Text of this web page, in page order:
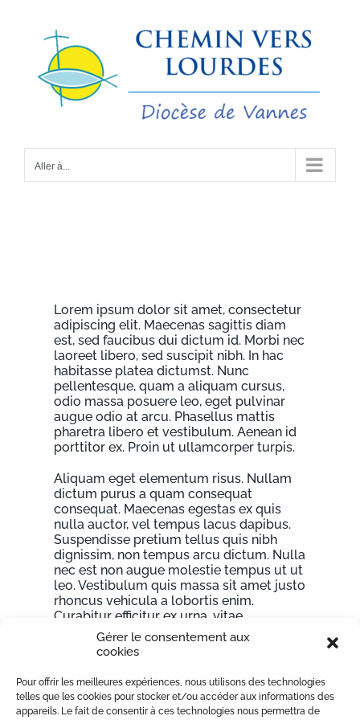
Gérer le consentement aux
cookies
Pour offrir les meilleures expériences, nous utilisons des technologies
telles que les cookies pour stocker et/ou accéder aux informations des
appareils. Le fait de consentir à ces technologies nous permettra de
contenu
Aller à...
Lorem ipsum dolor sit amet, consectetur
adipiscing elit. Maecenas sagittis diam
est, sed faucibus dui dictum id. Morbi nec
laoreet libero, sed suscipit nibh. In hac
habitasse platea dictumst. Nunc
pellentesque, quam a aliquam cursus,
odio massa posuere leo, eget pulvinar
augue odio at arcu. Phasellus mattis
pharetra libero et vestibulum. Aenean id
porttitor ex. Proin ut ullamcorper turpis.
Aliquam eget elementum risus. Nullam
dictum purus a quam consequat
consequat. Maecenas egestas ex quis
nulla auctor, vel tempus lacus dapibus.
Suspendisse pretium tellus quis nibh
dignissim, non tempus arcu dictum. Nulla
nec est non augue molestie tempus ut ut
leo. Vestibulum quis massa sit amet justo
rhoncus vehicula a lobortis enim.
Curabitur efficitur ex urna, vitae
bibendum sem congue nec. Donec
molestie dui sollicitudin dui convallis, ac
purus eu ultricies tincidunt. Pellentesque
ut placerat ligula, at malesuada ex. Ut
imperdiet ante id quam vulputate, quis